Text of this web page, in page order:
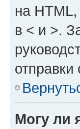
на
в < и >.
Могу ли